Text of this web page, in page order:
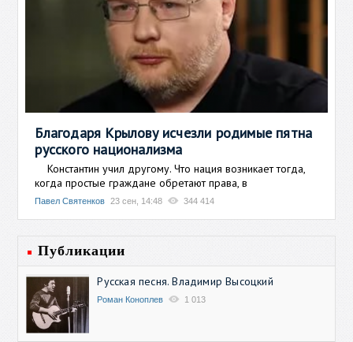
Благодаря Крылову исчезли родимые пятна
русского национализма
Константин учил другому. Что нация возникает тогда,
когда простые граждане обретают права, в
Павел Святенков 23 сен, 14:48 344 414
Публикации
Русская песня. Владимир Высоцкий
Роман Коноплев 1 013